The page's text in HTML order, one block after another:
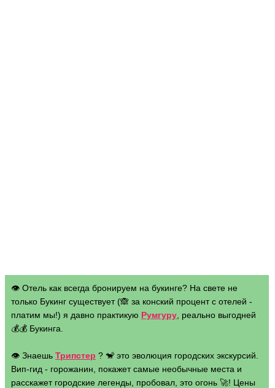
👁 Отель как всегда бронируем на букинге? На свете не
только Букинг существует (🙈 за конский процент с отелей -
платим мы!) я давно практикую Румгуру , реально выгодней
💰💰 Букинга.
👁 Знаешь Трипстер ? 🐒 это эволюция городских экскурсий.
Вип-гид - горожанин, покажет самые необычные места и
расскажет городские легенды, пробовал, это огонь 🚀! Цены